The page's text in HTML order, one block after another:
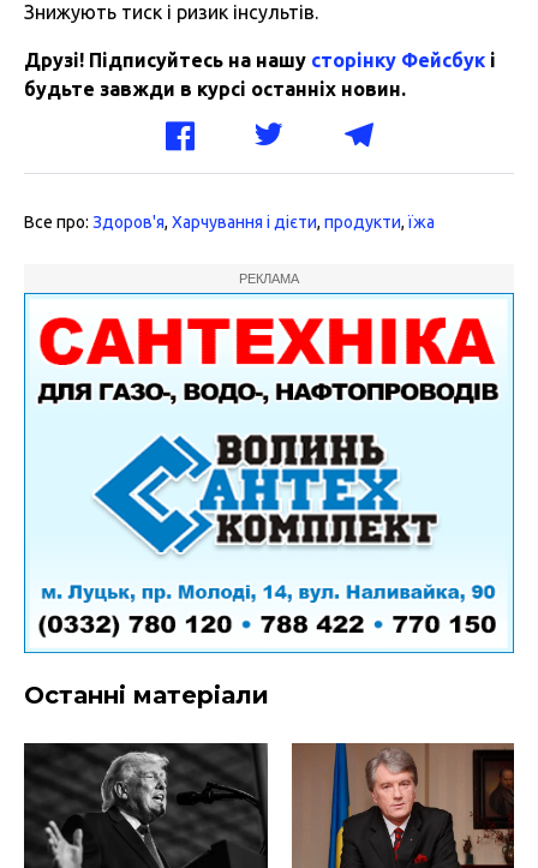
Знижують тиск і ризик інсультів.
Друзі! Підписуйтесь на нашу сторінку Фейсбук і
будьте завжди в курсі останніх новин.
Все про: Здоров'я, Харчування і дієти, продукти,їжа
РЕКЛАМА
Останні матеріали